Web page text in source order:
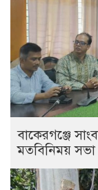
বাকেরগঞ্জে
মতবিনিময় সভা